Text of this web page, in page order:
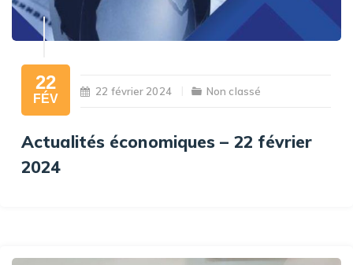
22
FÉV
22 février 2024 Non classé
Actualités économiques – 22 février
2024